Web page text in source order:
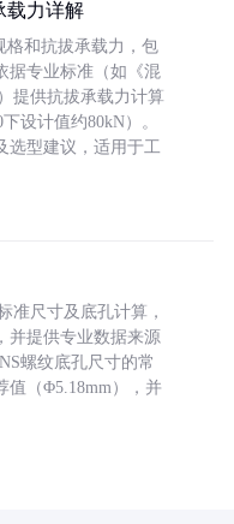
载力详解
格和抗拔承载力，包
据专业标准（如《混
提供抗拔承载力计算
设计值约80kN）。
选型建议，适用于工
准尺寸及底孔计算，
并提供专业数据来源
螺纹底孔尺寸的常
值（Φ5.18mm），并